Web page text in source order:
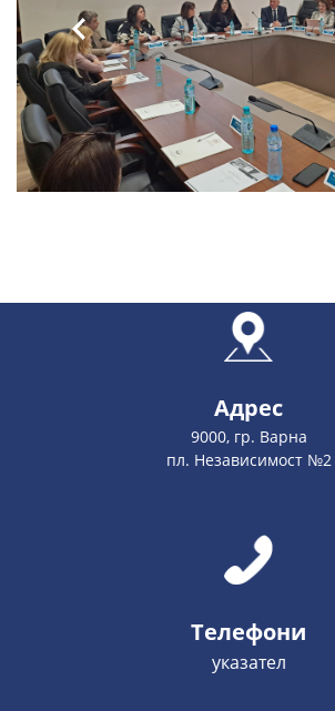
Адрес
9000, гр. Варна
пл. Независимост №2
Телефони
указател